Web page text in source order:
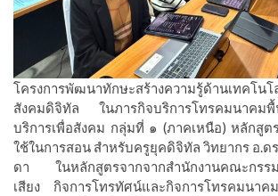
โครงการพัฒนาทักษะสร้างความรู้ด้านเทคโนโ
สังคมดิจิทัล ในภารกิจบริการโทรคมนาคมพื้
บริการเพื่อสังคม กลุ่มที่ ๑ (ภาคเหนือ) หลักสูต
ใช้ในการสอน สำหรับครูยุคดิจิทัล วิทยากร อ.ด
ดา ในหลักสูตรจากจากสำนักงานคณะกรรม
เสียง กิจการโทรทัศน์และกิจการโทรคมนา